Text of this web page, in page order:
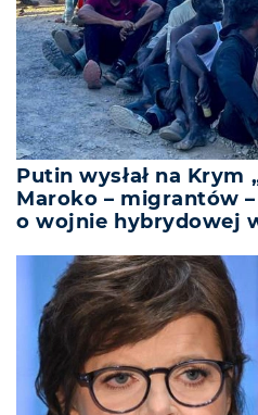
Putin wysłał na Krym
Maroko – migrantów
o wojnie hybrydowej